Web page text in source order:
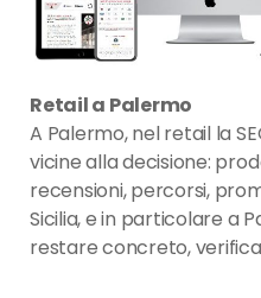
Retail a Palermo
A Palermo, nel retail la
vicine alla decisione:
recensioni, percorsi,
Sicilia, e in particolare a
restare concreto,